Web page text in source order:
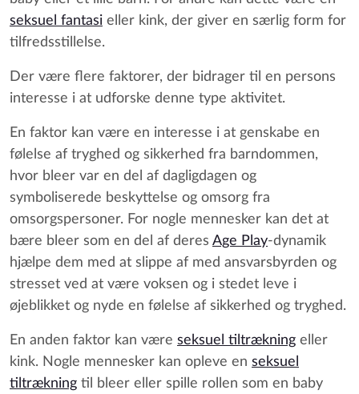
seksuel fantasi eller kink, der giver en særlig form for
tilfredsstillelse.
Der være flere faktorer, der bidrager til en persons
interesse i at udforske denne type aktivitet.
En faktor kan være en interesse i at genskabe en
følelse af tryghed og sikkerhed fra barndommen,
hvor bleer var en del af dagligdagen og
symboliserede beskyttelse og omsorg fra
omsorgspersoner. For nogle mennesker kan det at
bære bleer som en del af deres Age Play-dynamik
hjælpe dem med at slippe af med ansvarsbyrden og
stresset ved at være voksen og i stedet leve i
øjeblikket og nyde en følelse af sikkerhed og tryghed.
En anden faktor kan være seksuel tiltrækning eller
kink. Nogle mennesker kan opleve en seksuel
tiltrækning til bleer eller spille rollen som en baby